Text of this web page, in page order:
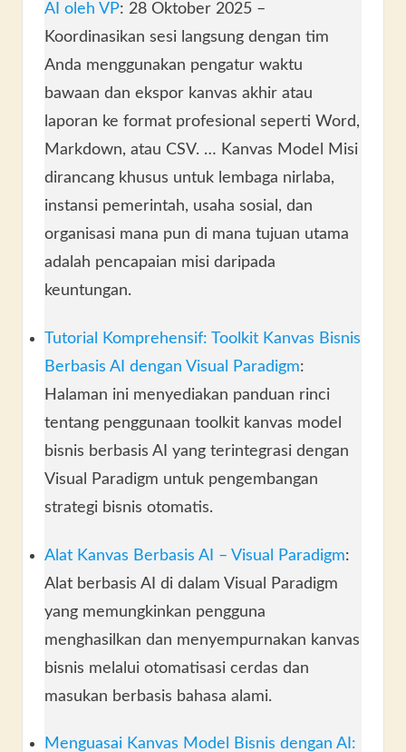
AI oleh VP: 28 Oktober 2025 –
Koordinasikan sesi langsung dengan tim
Anda menggunakan pengatur waktu
bawaan dan ekspor kanvas akhir atau
laporan ke format profesional seperti Word,
Markdown, atau CSV. … Kanvas Model Misi
dirancang khusus untuk lembaga nirlaba,
instansi pemerintah, usaha sosial, dan
organisasi mana pun di mana tujuan utama
adalah pencapaian misi daripada
keuntungan.
Tutorial Komprehensif: Toolkit Kanvas Bisnis
Berbasis AI dengan Visual Paradigm:
Halaman ini menyediakan panduan rinci
tentang penggunaan toolkit kanvas model
bisnis berbasis AI yang terintegrasi dengan
Visual Paradigm untuk pengembangan
strategi bisnis otomatis.
Alat Kanvas Berbasis AI – Visual Paradigm:
Alat berbasis AI di dalam Visual Paradigm
yang memungkinkan pengguna
menghasilkan dan menyempurnakan kanvas
bisnis melalui otomatisasi cerdas dan
masukan berbasis bahasa alami.
Menguasai Kanvas Model Bisnis dengan AI: